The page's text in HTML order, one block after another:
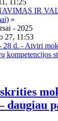
11:25
IR
»
- 2025
27, 11:53
28 d. - Atviri
kompetencijos
daugiau